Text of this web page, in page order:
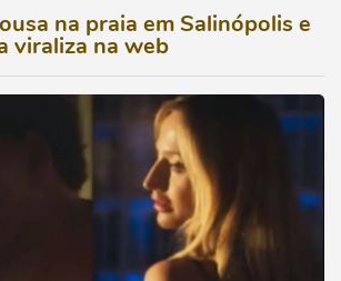
na praia em Salinópolis e
viraliza na web